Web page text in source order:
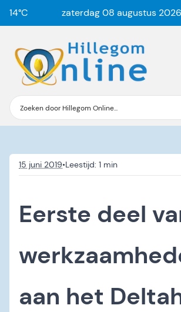
14°C zaterdag 08 augustus 2026
15 juni 2019•
Eerste deel
aan het